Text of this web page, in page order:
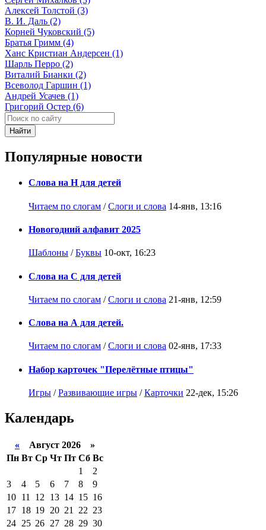
Алексей Толстой (3)
В. И. Даль (2)
Корней Чуковский (5)
Братья Гримм (4)
Ханс Кристиан Андерсен (1)
Шарль Перро (2)
Виталий Бианки (2)
Всеволод Гаршин (1)
Андрей Усачев (1)
Григорий Остер (6)
Найти
Популярные новости
Слова на Н для детей
Читаем по слогам /Слоги и слова 14-янв, 13:16
Новогодний алфавит 2025
Шаблоны /Буквы 10-окт, 16:23
Слова на С для детей
Читаем по слогам /Слоги и слова 21-янв, 12:59
Слова на А для детей.
Читаем по слогам /Слоги и слова 02-янв, 17:33
Набор карточек "Перелётные птицы"
Игры /Развивающие игры /Карточки 22-дек, 15:26
Календарь
« Август 2026 »
Пн Вт Ср Чт Пт Сб Вс
1
2
3
4 5 6 7 8
9
10 11 12 13 14 15 16
17 18 19 20 21 22 23
24 25 26 27 28 29 30